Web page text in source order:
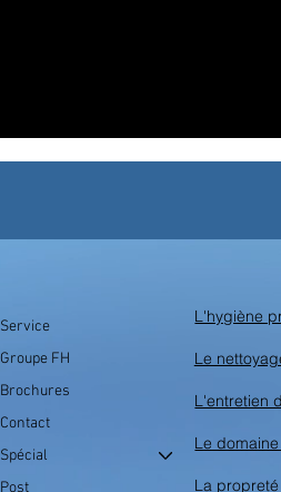
Service
Groupe FH
Brochures
Contact
Spécial
Post
L'hygiène
Le
L'entretien
Le
La